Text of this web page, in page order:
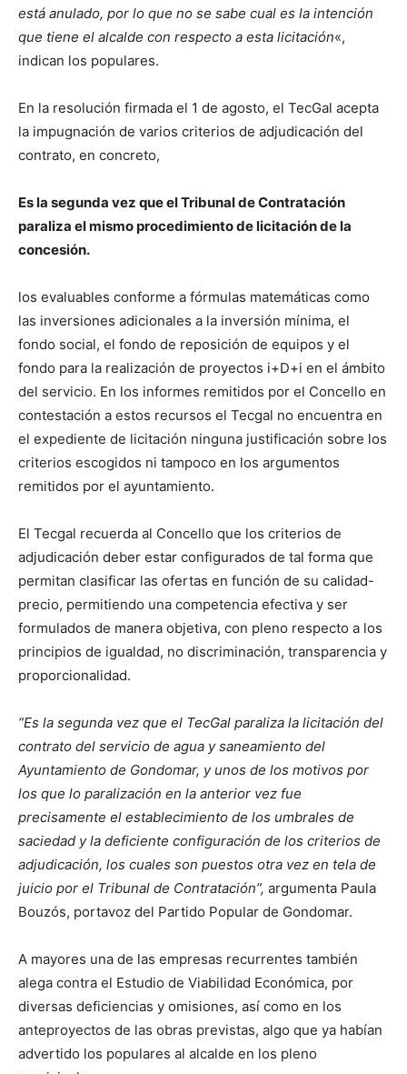
está anulado, por lo que no se sabe cual es la intención
que tiene el alcalde con respecto a esta licitación«,
indican los populares.
En la resolución firmada el 1 de agosto, el TecGal acepta
la impugnación de varios criterios de adjudicación del
contrato, en concreto,
Es la segunda vez que el Tribunal de Contratación
paraliza el mismo procedimiento de licitación de la
concesión.
los evaluables conforme a fórmulas matemáticas como
las inversiones adicionales a la inversión mínima, el
fondo social, el fondo de reposición de equipos y el
fondo para la realización de proyectos i+D+i en el ámbito
del servicio. En los informes remitidos por el Concello en
contestación a estos recursos el Tecgal no encuentra en
el expediente de licitación ninguna justificación sobre los
criterios escogidos ni tampoco en los argumentos
remitidos por el ayuntamiento.
El Tecgal recuerda al Concello que los criterios de
adjudicación deber estar configurados de tal forma que
permitan clasificar las ofertas en función de su calidad-
precio, permitiendo una competencia efectiva y ser
formulados de manera objetiva, con pleno respecto a los
principios de igualdad, no discriminación, transparencia y
proporcionalidad.
“Es la segunda vez que el TecGal paraliza la licitación del
contrato del servicio de agua y saneamiento del
Ayuntamiento de Gondomar, y unos de los motivos por
los que lo paralización en la anterior vez fue
precisamente el establecimiento de los umbrales de
saciedad y la deficiente configuración de los criterios de
adjudicación, los cuales son puestos otra vez en tela de
juicio por el Tribunal de Contratación”, argumenta Paula
Bouzós, portavoz del Partido Popular de Gondomar.
A mayores una de las empresas recurrentes también
alega contra el Estudio de Viabilidad Económica, por
diversas deficiencias y omisiones, así como en los
anteproyectos de las obras previstas, algo que ya habían
advertido los populares al alcalde en los pleno